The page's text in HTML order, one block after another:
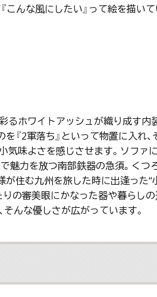
んな風にしたい』って絵を描いて
ホワイトアッシュが織り成す内
『2軍落ち』といって物置に入れ
気味よさを感じさせます。ソファ
魅力を放つ南部鉄器の急須。くつ
住む九州を旅した時に出逢った“
の審美眼にかなった器や暮らしの
んな優しさが広がっています。